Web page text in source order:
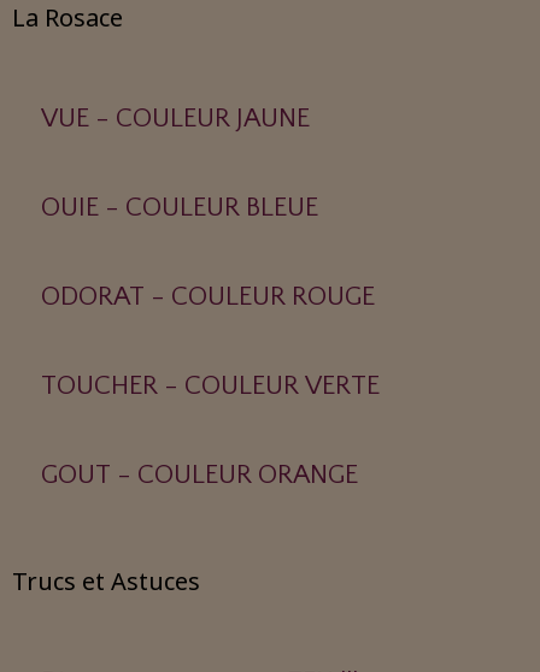
La Rosace
VUE - COULEUR JAUNE
OUIE - COULEUR BLEUE
ODORAT - COULEUR ROUGE
TOUCHER - COULEUR VERTE
GOUT - COULEUR ORANGE
Trucs et Astuces